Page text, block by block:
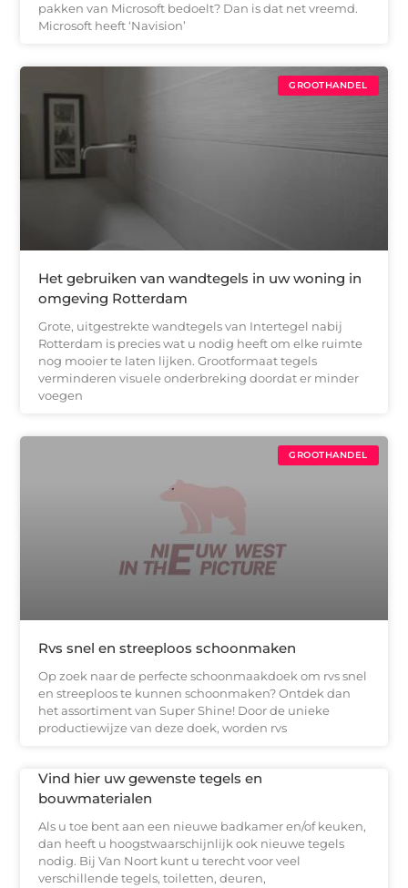
pakken van Microsoft bedoelt? Dan is dat net vreemd.
Microsoft heeft ‘Navision’
GROOTHANDEL
Het gebruiken van wandtegels in uw woning in
omgeving Rotterdam
Grote, uitgestrekte wandtegels van Intertegel nabij
Rotterdam is precies wat u nodig heeft om elke ruimte
nog mooier te laten lijken. Grootformaat tegels
verminderen visuele onderbreking doordat er minder
voegen
GROOTHANDEL
Rvs snel en streeploos schoonmaken
Op zoek naar de perfecte schoonmaakdoek om rvs snel
en streeploos te kunnen schoonmaken? Ontdek dan
het assortiment van Super Shine! Door de unieke
productiewijze van deze doek, worden rvs
Vind hier uw gewenste tegels en
bouwmaterialen
Als u toe bent aan een nieuwe badkamer en/of keuken,
dan heeft u hoogstwaarschijnlijk ook nieuwe tegels
nodig. Bij Van Noort kunt u terecht voor veel
verschillende tegels, toiletten, deuren,